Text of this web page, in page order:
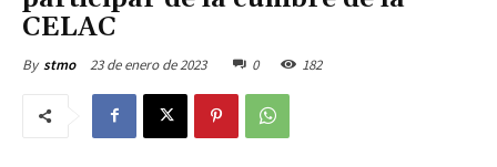
CELAC
By stmo 23 de enero de 2023 0 182